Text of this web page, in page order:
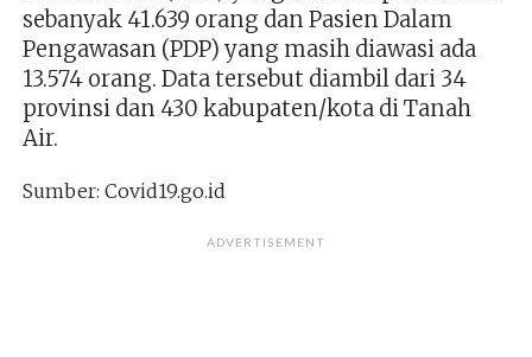
sebanyak 41.639 orang dan Pasien Dalam
Pengawasan (PDP) yang masih diawasi ada
13.574 orang. Data tersebut diambil dari 34
provinsi dan 430 kabupaten/kota di Tanah
Air.
Sumber: Covid19.go.id
ADVERTISEMENT